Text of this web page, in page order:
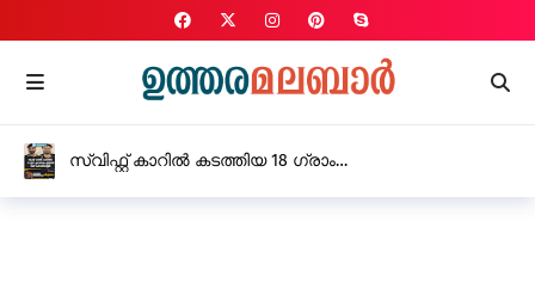
സ്വിഫ്റ്റ് കാറിൽ കടത്തിയ 18 ഗ്രാം